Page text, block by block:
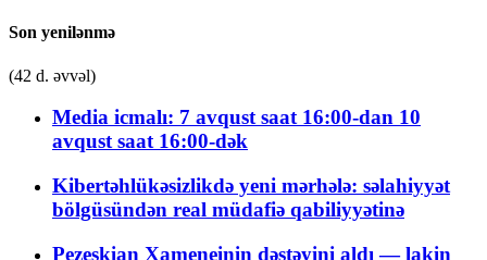
Son yenilənmə
(42 d. əvvəl)
Media icmalı: 7 avqust saat 16:00-dan 10
avqust saat 16:00-dək
Kibertəhlükəsizlikdə yeni mərhələ: səlahiyyət
bölgüsündən real müdafiə qabiliyyətinə
Pezeşkian Xameneinin dəstəyini aldı — lakin